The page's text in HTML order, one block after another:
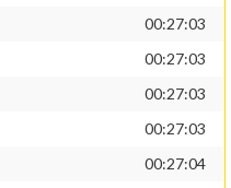
00:27:03
00:27:03
00:27:03
00:27:03
00:27:04